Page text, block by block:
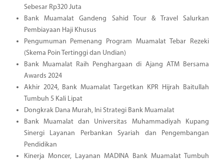
Sebesar Rp320 Juta
Bank Muamalat Gandeng Sahid Tour & Travel Salurkan
Pembiayaan Haji Khusus
Pengumuman Pemenang Program Muamalat Tebar Rezeki
(Skema Poin Tertinggi dan Undian)
Bank Muamalat Raih Penghargaan di Ajang ATM Bersama
Awards 2024
Akhir 2024, Bank Muamalat Targetkan KPR Hijrah Baitullah
Tumbuh 5 Kali Lipat
Dongkrak Dana Murah, Ini Strategi Bank Muamalat
Bank Muamalat dan Universitas Muhammadiyah Kupang
Sinergi Layanan Perbankan Syariah dan Pengembangan
Pendidikan
Kinerja Moncer, Layanan MADINA Bank Muamalat Tumbuh